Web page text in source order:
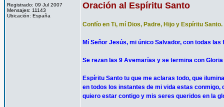
Registrado: 09 Jul 2007
Mensajes: 11143
Ubicación: España
Oración al Espíritu Santo
Confío en Ti, mí Dios, Padre, Hijo y Espíritu Santo.
Mí Señor Jesús, mi único Salvador, con todas
Se rezan las 9 Avemarías y se termina con
Espíritu Santo tu que me aclaras todo, que
en todos los instantes de mi vida estas
quiero estar contigo y mis seres queridos en la